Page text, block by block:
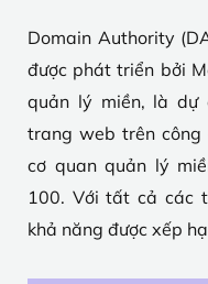
Domain Authority
được phát triển bởi
quản lý miền, là dự
trang web trên công
cơ quan quản lý
100. Với tất cả các
khả năng được xếp